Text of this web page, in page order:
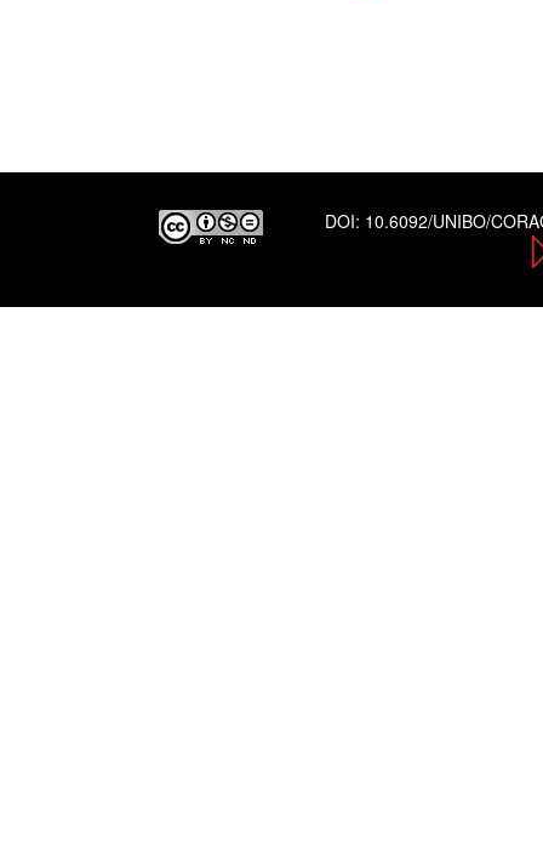
DOI: 10.6092/UNIBO/